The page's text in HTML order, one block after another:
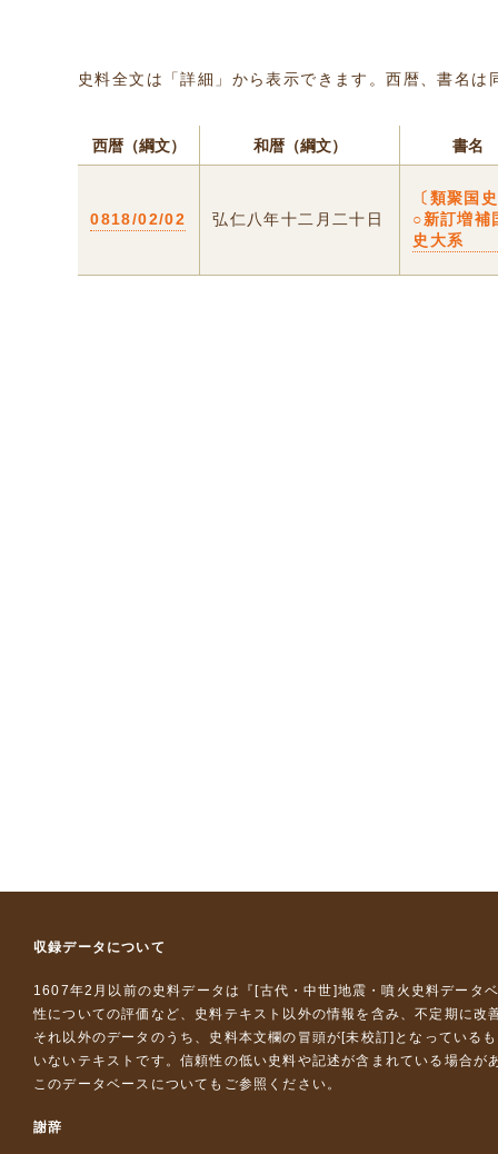
史料全文は「詳細」から表示できます。西暦、書名
西暦（綱文） 和暦（綱文） 書名
0818/02/02 弘仁八年十二月二十日
〔類聚国
○新訂増補
史大系
収録データについて
1607年2月以前の史料データは『 [古代・中世]地震・噴火史料データ
性についての評価など、史料テキスト以外の情報を含み、不定期に改
それ以外のデータのうち、史料本文欄の冒頭が[未校訂]となっている
いないテキストです。信頼性の低い史料や記述が含まれている場合が
このデータベースについて もご参照ください。
謝辞